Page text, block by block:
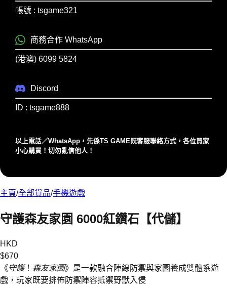
帳號 : tsgame321
商務合作 WhatsApp
(港澳) 6099 5824
Discord
ID : tsgame888
以上電話／WhatsApp，先係TS GAME既客服聯絡⽅式，各位買家
⼩⼼購買！切勿亂信他⼈！
主頁/全部貨品/手機遊戲
守護森友家園 6000紅鑽石【代儲】
HKD
$670
《守護！ 森友家園》是一款融合陣線防禦與家園養成雙體系遊
戲，玩家既要排佈防禦陣容抵禦野獸入侵